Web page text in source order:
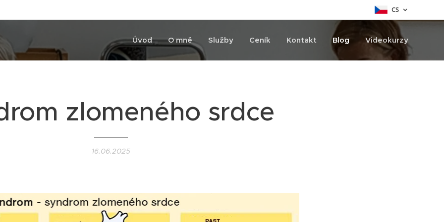
CS
Úvod O mně Služby Ceník Kontakt Blog Videokurzy
zlomeného srdce
16.06.2025